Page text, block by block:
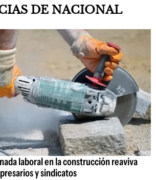
DE NACIONAL
laboral en la construcción reaviva
y sindicatos